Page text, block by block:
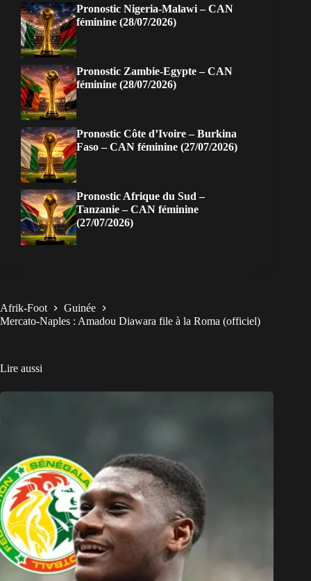
Pronostic Nigeria-Malawi – CAN
féminine (28/07/2026)
Pronostic Zambie-Egypte – CAN
féminine (28/07/2026)
Pronostic Côte d’Ivoire – Burkina
Faso – CAN féminine (27/07/2026)
Pronostic Afrique du Sud –
Tanzanie – CAN féminine
(27/07/2026)
Afrik-Foot
Guinée
Mercato-Naples : Amadou Diawara file à la Roma (officiel)
Lire aussi